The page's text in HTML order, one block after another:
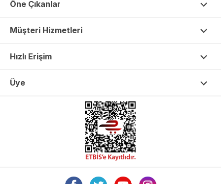
Öne Çıkanlar
Müşteri Hizmetleri
Hızlı Erişim
Üye